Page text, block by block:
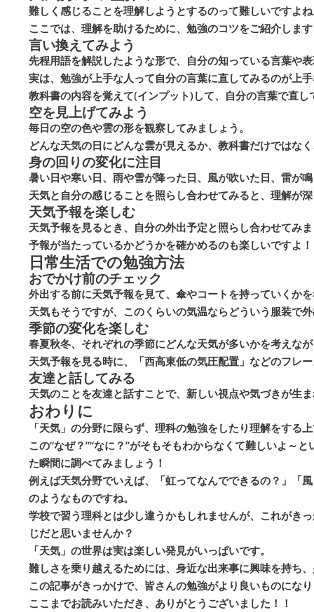
難しく感じることを理解しようとするのって難しいですよ
ここでは、理解を助けるために、勉強のコツをご紹介しま
言い換えてみよう
先程用語を解説したような形で、自分の知っている言葉や
実は、勉強が上手な人って自分の言葉に直してみるのが上
教科書の内容を覚えて(インプット)して、自分の言葉で直
空を見上げてみよう
毎日の空の色や雲の形を観察してみましょう。
どんな天気の日にどんな雲が見えるか、教科書だけではな
身の回りの変化に注目
暑い日や寒い日、雨や雪が降った日、風が吹いた日、雷が
天気と自分の感じることを照らし合わせてみると、理解が
天気予報を楽しむ
天気予報を見るとき、自分の外出予定と照らし合わせてみ
予報が当たっているかどうかを確かめるのも楽しいですよ！
日常生活での勉強方法
おでかけ前のチェック
外出する前に天気予報を見て、傘やコートを持っていくか
天気もそうですが、このくらいの気温ならどういう服装で
季節の変化を楽しむ
春夏秋冬、それぞれの季節にどんな天気が多いかを考えな
天気予報を見る時に、「西高東低の気圧配置」などのフレ
友達と話してみる
天気のことを友達と話すことで、新しい視点や気づきが生
おわりに
「天気」の分野に限らず、理科の勉強をしたり理解をする
この“なぜ？”“なに？”がそもそもわからなくて難しいよ～
た瞬間に調べてみましょう！
例えば天気分野でいえば、「虹ってなんでできるの？」「
のようなものですね。
学校で習う理科とは少し違うかもしれませんが、これがき
じだと思いませんか？
「天気」の世界は実は楽しい発見がいっぱいです。
難しさを乗り越えるためには、身近な出来事に興味を持ち
この記事がきっかけで、皆さんの勉強がより良いものにな
ここまでお読みいただき、ありがとうございました！！